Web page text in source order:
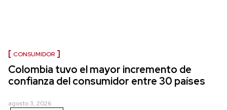
CONSUMIDOR
Colombia tuvo el mayor incremento de
confianza del consumidor entre 30 países
agosto 3, 2026